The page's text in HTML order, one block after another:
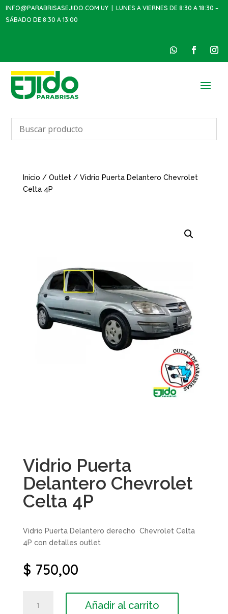
INFO@PARABRISASEJIDO.COM.UY | LUNES A VIERNES DE 8:30 A 18:30 –
SÁBADO DE 8:30 A 13:00
Inicio / Outlet/ Vidrio Puerta Delantero Chevrolet
Celta 4P
Vidrio Puerta
Delantero Chevrolet
Celta 4P
Vidrio Puerta Delantero derecho Chevrolet Celta
4P con detalles outlet
$ 750,00
Puerta
Añadir al carrito